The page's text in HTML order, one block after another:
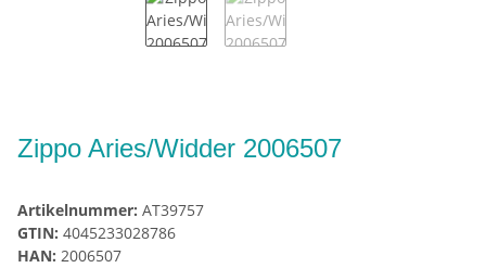
Zippo Aries/Widder 2006507
Artikelnummer: AT39757
GTIN: 4045233028786
HAN: 2006507